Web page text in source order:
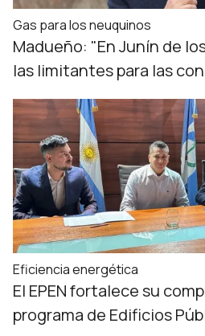
Gas para los neuquinos
Madueño: "En Junín de
las limitantes para las
Eficiencia energética
El EPEN fortalece su
programa de Edificios